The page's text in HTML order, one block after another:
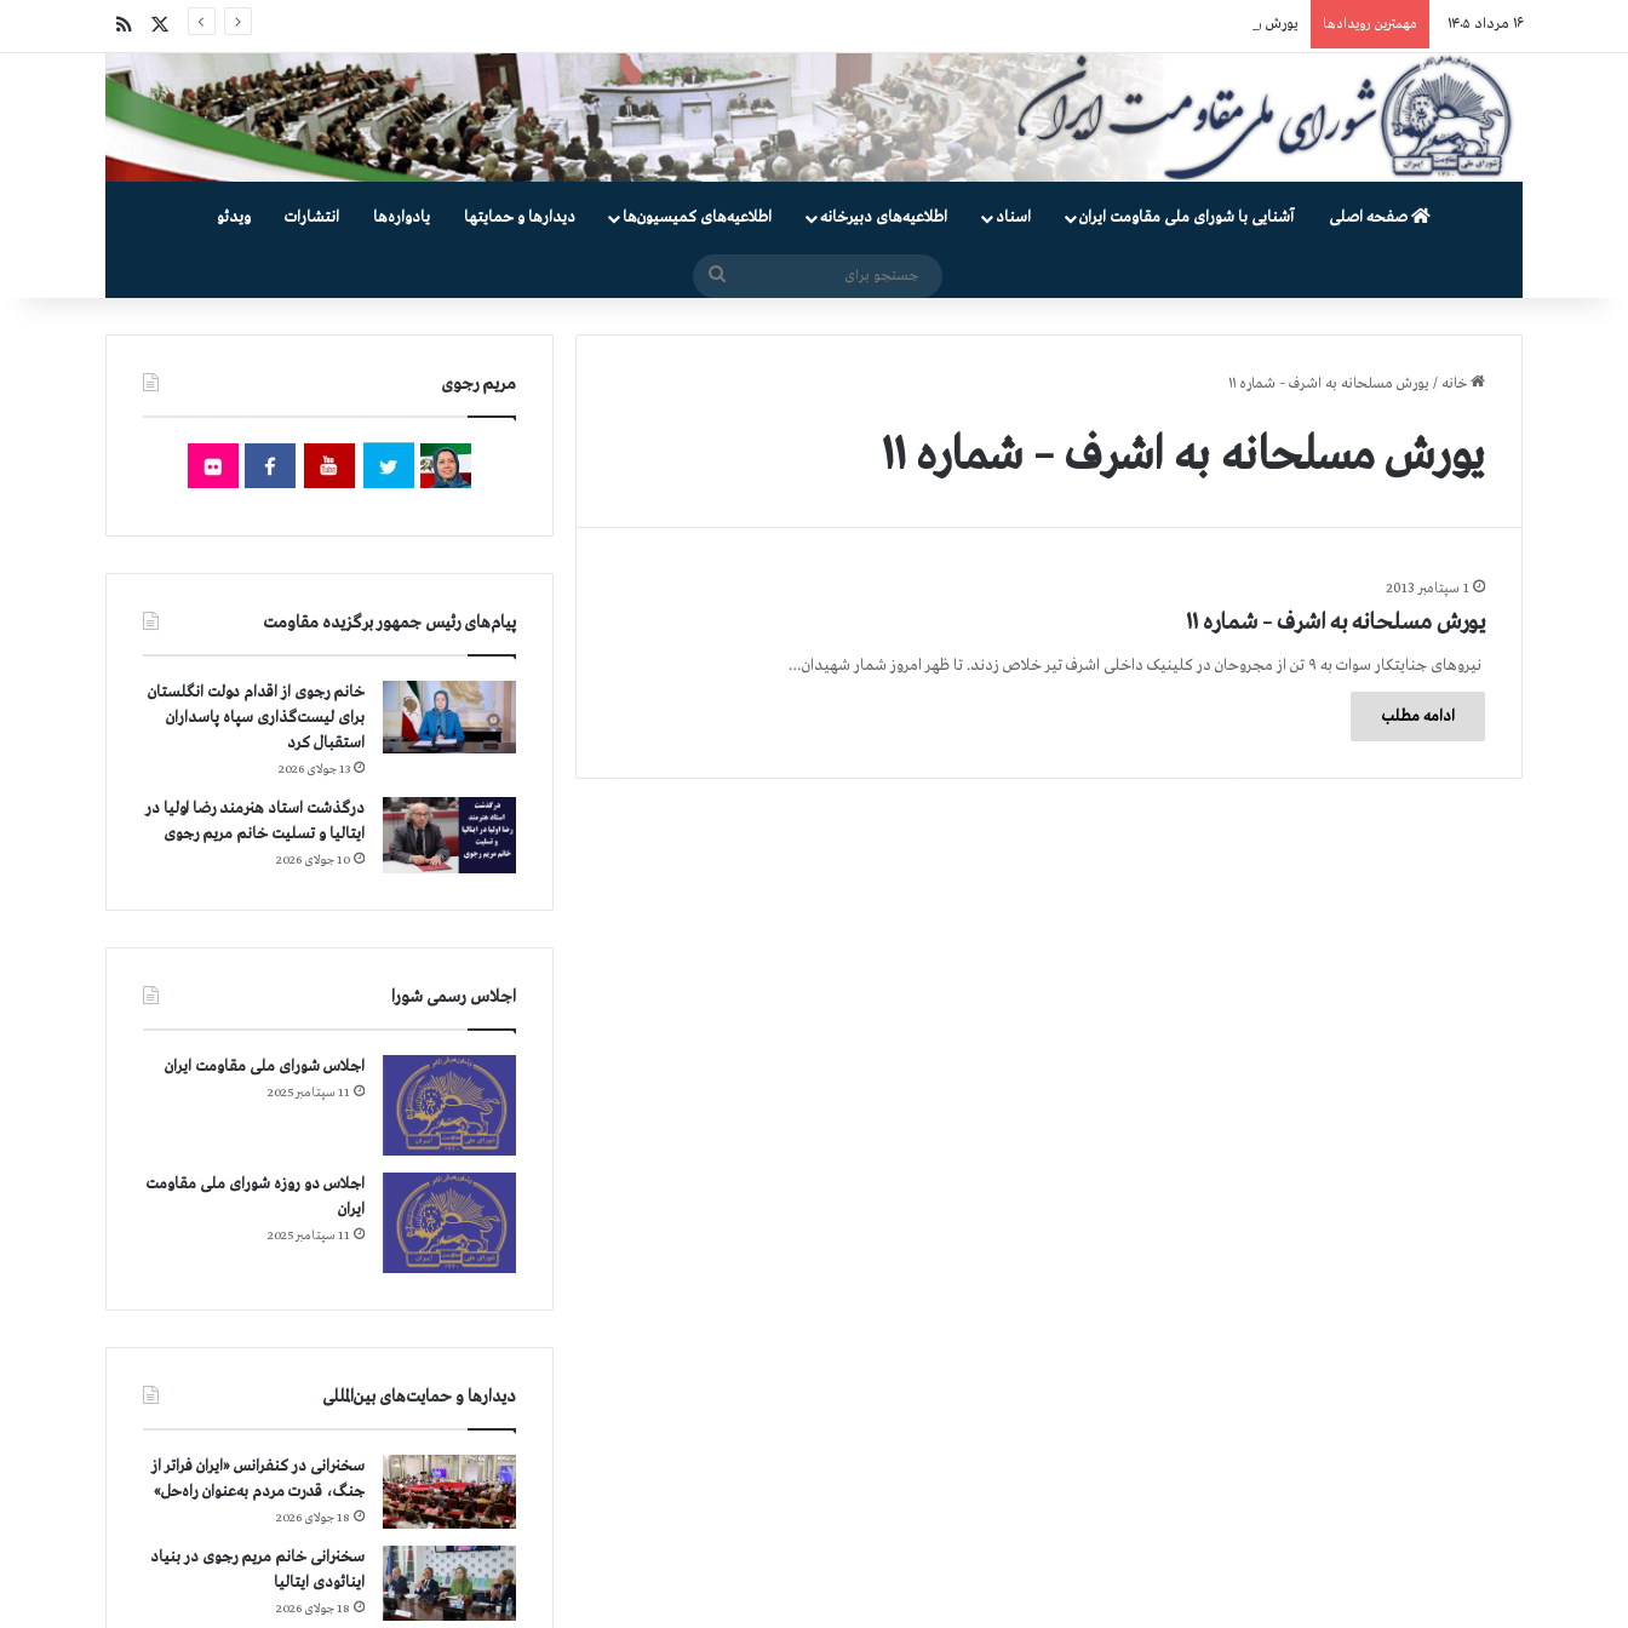
۱۶ مرداد ۱۴۰۵ مهمترین رویدادها یورش وحشیانه دژخیمان رژیم آخوندی به بند ۷ زندان اوین و ضرب‌وجرح زندانیان سیاسی
صفحه اصلی آشنایی با شورای ملی مقاومت ایران اسناد اطلاعیه‌های دبیرخانه اطلاعیه‌های کمیسیون‌‌ها دیدارها و حمایتها یادواره‌ها انتشارات ویدئو
خانه / یورش مسلحانه به اشرف – شماره ۱۱
یورش مسلحانه به اشرف – شماره ۱۱
1 سپتامبر 2013
یورش مسلحانه به اشرف – شماره ۱۱
نیروهای جنایتکار سوات به ۹ تن از مجروحان در کلینیک داخلی اشرف تیر خلاص زدند. تا ظهر امروز شمار شهیدان…
ادامه مطلب
مریم رجوی
پیام‌های رئیس جمهور برگزیده مقاومت
خانم رجوی از اقدام دولت انگلستان
برای لیست‌گذاری سپاه پاسداران
استقبال کرد
13 جولای 2026
درگذشت استاد هنرمند رضا اولیا در
ایتالیا و تسلیت خانم مریم رجوی
10 جولای 2026
اجلاس رسمی شورا
اجلاس شورای ملی مقاومت ایران
11 سپتامبر 2025
اجلاس دو روزه شورای ملی مقاومت
ایران
11 سپتامبر 2025
دیدارها و حمایت‌های بین‌المللی
سخنرانی در کنفرانس «ایران فراتر از
جنگ، قدرت مردم به‌عنوان راه‌حل»
18 جولای 2026
سخنرانی خانم مریم رجوی در بنیاد
اینائودی ایتالیا
18 جولای 2026